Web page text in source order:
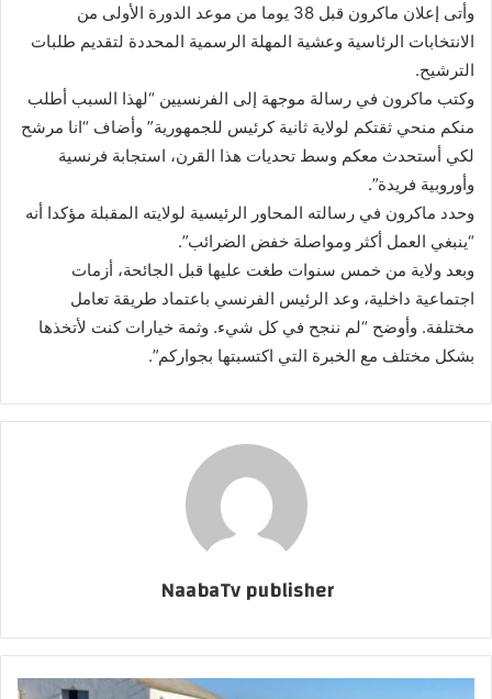
وأتى إعلان ماكرون قبل 38 يوما من موعد الدورة الأولى من
الانتخابات الرئاسية وعشية المهلة الرسمية المحددة لتقديم طلبات
الترشيح.
وكتب ماكرون في رسالة موجهة إلى الفرنسيين “لهذا السبب أطلب
منكم منحي ثقتكم لولاية ثانية كرئيس للجمهورية” وأضاف “انا مرشح
لكي أستحدث معكم وسط تحديات هذا القرن، استجابة فرنسية
وأوروبية فريدة”.
وحدد ماكرون في رسالته المحاور الرئيسية لولايته المقبلة مؤكدا أنه
“ينبغي العمل أكثر ومواصلة خفض الضرائب”.
وبعد ولاية من خمس سنوات طغت عليها قبل الجائحة، أزمات
اجتماعية داخلية، وعد الرئيس الفرنسي باعتماد طريقة تعامل
مختلفة. وأوضح “لم ننجح في كل شيء. وثمة خيارات كنت لأتخذها
بشكل مختلف مع الخبرة التي اكتسبتها بجواركم”.
NaabaTv publisher